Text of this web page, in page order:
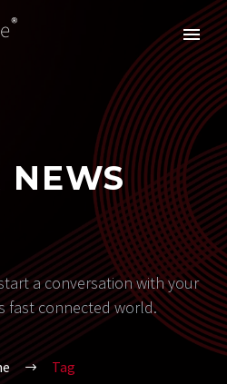
NEWS
a conversation with your
fast connected world.
Tag